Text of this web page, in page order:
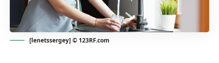
[lenetssergey] © 123RF.com